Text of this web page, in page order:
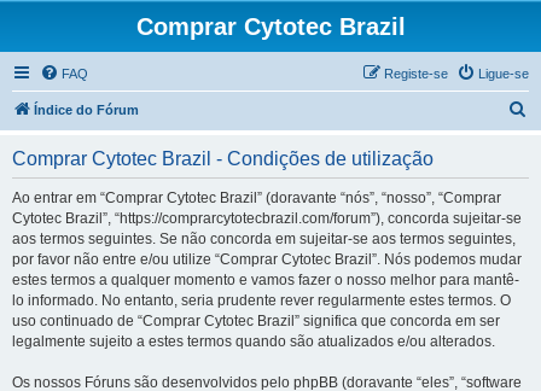
Comprar Cytotec Brazil
FAQ Ligue-se
Registe-se
Índice do Fórum
Comprar Cytotec Brazil - Condições de utilização
Ao entrar em “Comprar Cytotec Brazil” (doravante “nós”, “nosso”, “Comprar
Cytotec Brazil”, “https://comprarcytotecbrazil.com/forum”), concorda sujeitar-se
aos termos seguintes. Se não concorda em sujeitar-se aos termos seguintes,
por favor não entre e/ou utilize “Comprar Cytotec Brazil”. Nós podemos mudar
estes termos a qualquer momento e vamos fazer o nosso melhor para mantê-
lo informado. No entanto, seria prudente rever regularmente estes termos. O
uso continuado de “Comprar Cytotec Brazil” significa que concorda em ser
legalmente sujeito a estes termos quando são atualizados e/ou alterados.
Os nossos Fóruns são desenvolvidos pelo phpBB (doravante “eles”, “software